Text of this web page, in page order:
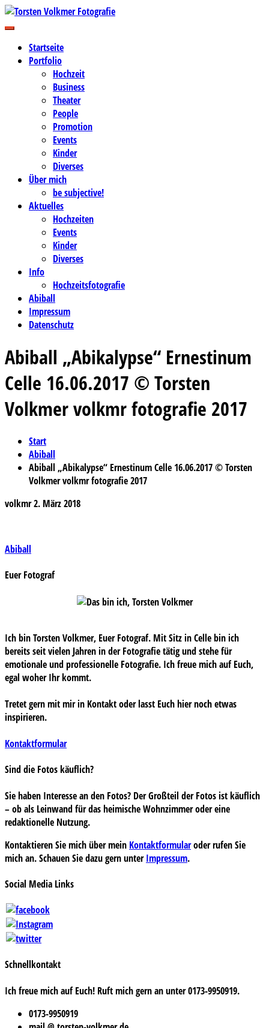
Zum
Inhalt
Torsten Volkmer Fotografie
Business-, Portrait- und Hochzeitsfotografie
Startseite
Portfolio
Hochzeit
Business
Theater
People
Promotion
Events
Kinder
Diverses
Über mich
be subjective!
Aktuelles
Hochzeiten
Events
Kinder
Diverses
Info
Hochzeitsfotografie
Abiball
Impressum
Datenschutz
Abiball „Abikalypse“ Ernestinum
Celle 16.06.2017 © Torsten
Volkmer volkmr fotografie 2017
Start
Abiball
Abiball „Abikalypse“ Ernestinum Celle 16.06.2017 © Torsten
Volkmer volkmr fotografie 2017
volkmr2. März 2018
Beitragsnavigation
Abiball
Euer Fotograf
Ich bin Torsten Volkmer, Euer Fotograf. Mit Sitz in Celle bin ich
bereits seit vielen Jahren in der Fotografie tätig und stehe für
emotionale und professionelle Fotografie. Ich freue mich auf Euch,
egal woher Ihr kommt.
Tretet gern mit mir in Kontakt oder lasst Euch hier noch etwas
inspirieren.
Kontaktformular
Sind die Fotos käuflich?
Sie haben Interesse an den Fotos? Der Großteil der Fotos ist käuflich
– ob als Leinwand für das heimische Wohnzimmer oder eine
redaktionelle Nutzung.
Kontaktieren Sie mich über mein Kontaktformularoder rufen Sie
mich an. Schauen Sie dazu gern unterImpressum.
Social Media Links
Schnellkontakt
Ich freue mich auf Euch! Ruft mich gern an unter 0173-9950919.
0173-9950919